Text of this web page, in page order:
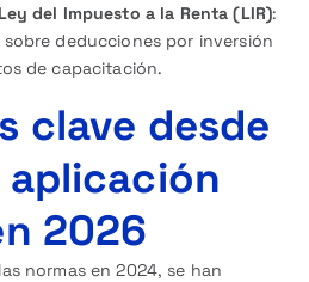
del Impuesto a la Renta (LIR):
deducciones por inversión
de capacitación.
clave desde
2026
normas en 2024, se han